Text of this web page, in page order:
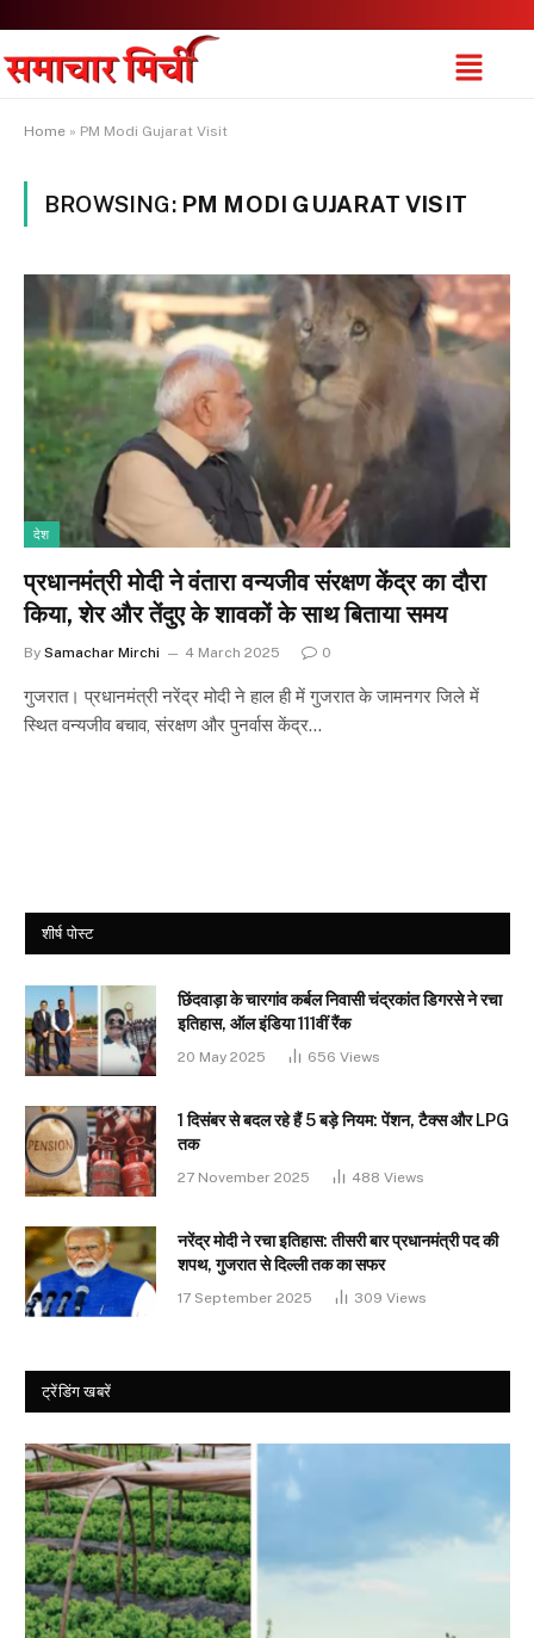
Home » PM Modi Gujarat Visit
BROWSING: PM MODI GUJARAT VISIT
देश
प्रधानमंत्री मोदी ने वंतारा वन्यजीव संरक्षण केंद्र का दौरा
किया, शेर और तेंदुए के शावकों के साथ बिताया समय
By Samachar Mirchi 4 March 2025 0
गुजरात। प्रधानमंत्री नरेंद्र मोदी ने हाल ही में गुजरात के जामनगर जिले में
स्थित वन्यजीव बचाव, संरक्षण और पुनर्वास केंद्र…
शीर्ष पोस्ट
छिंदवाड़ा के चारगांव कर्बल निवासी चंद्रकांत डिगरसे ने रचा
इतिहास, ऑल इंडिया 111वीं रैंक
20 May 2025 656 Views
1 दिसंबर से बदल रहे हैं 5 बड़े नियम: पेंशन, टैक्स और LPG
तक
27 November 2025 488 Views
नरेंद्र मोदी ने रचा इतिहास: तीसरी बार प्रधानमंत्री पद की
शपथ, गुजरात से दिल्ली तक का सफर
17 September 2025 309 Views
ट्रेंडिंग खबरें